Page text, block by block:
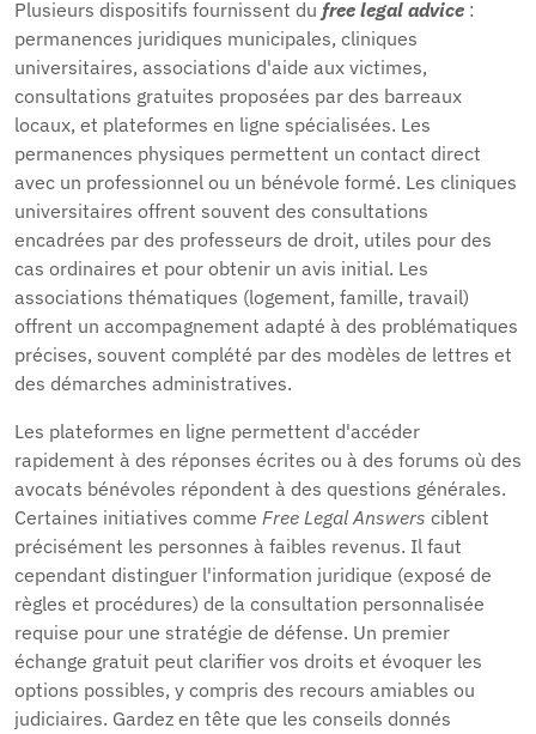
Plusieurs dispositifs fournissent du free legal advice :
permanences juridiques municipales, cliniques
universitaires, associations d'aide aux victimes,
consultations gratuites proposées par des barreaux
locaux, et plateformes en ligne spécialisées. Les
permanences physiques permettent un contact direct
avec un professionnel ou un bénévole formé. Les cliniques
universitaires offrent souvent des consultations
encadrées par des professeurs de droit, utiles pour des
cas ordinaires et pour obtenir un avis initial. Les
associations thématiques (logement, famille, travail)
offrent un accompagnement adapté à des problématiques
précises, souvent complété par des modèles de lettres et
des démarches administratives.
Les plateformes en ligne permettent d'accéder
rapidement à des réponses écrites ou à des forums où des
avocats bénévoles répondent à des questions générales.
Certaines initiatives comme Free Legal Answers ciblent
précisément les personnes à faibles revenus. Il faut
cependant distinguer l'information juridique (exposé de
règles et procédures) de la consultation personnalisée
requise pour une stratégie de défense. Un premier
échange gratuit peut clarifier vos droits et évoquer les
options possibles, y compris des recours amiables ou
judiciaires. Gardez en tête que les conseils donnés